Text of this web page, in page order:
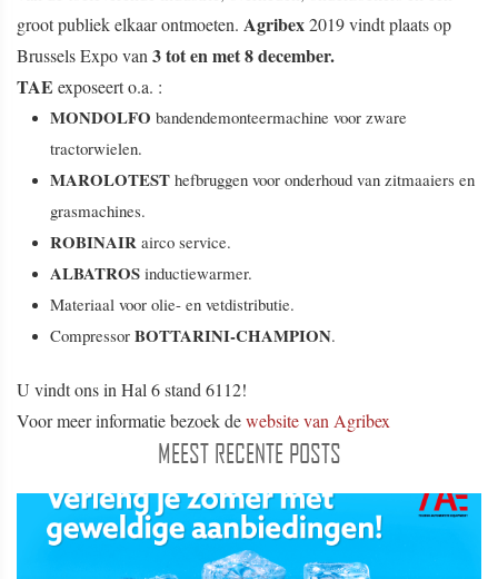
groot publiek elkaar ontmoeten. Agribex2019 vindt plaats op
Brussels Expo van 3 tot en met 8 december.
TAE exposeert o.a. :
MONDOLFO bandendemonteermachine voor zware
tractorwielen.
MAROLOTEST hefbruggen voor onderhoud van zitmaaiers en
grasmachines.
ROBINAIR airco service.
ALBATROS inductiewarmer.
Materiaal voor olie- en vetdistributie.
Compressor BOTTARINI-CHAMPION.
U vindt ons in Hal 6 stand 6112!
Voor meer informatie bezoek dewebsite van Agribex
MEEST RECENTE POSTS